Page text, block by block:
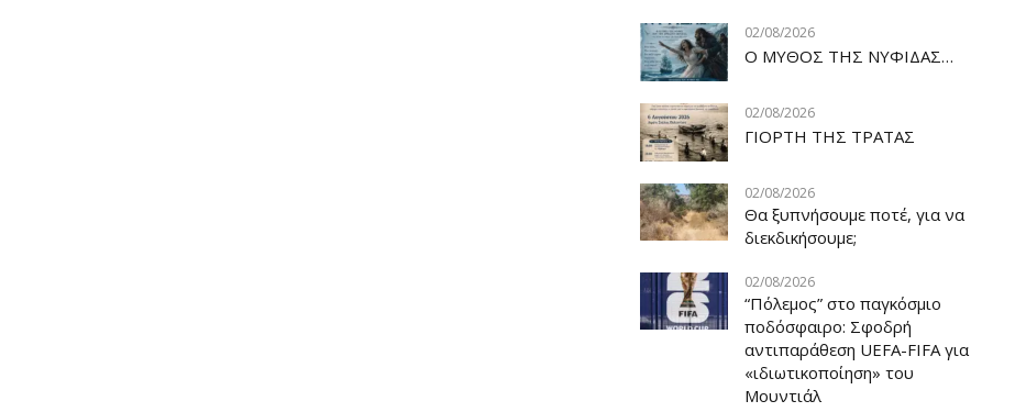
02/08/2026
Ο ΜΥΘΟΣ ΤΗΣ ΝΥΦΙΔΑΣ…
02/08/2026
ΓΙΟΡΤΗ ΤΗΣ ΤΡΑΤΑΣ
02/08/2026
Θα ξυπνήσουμε ποτέ, για να
διεκδικήσουμε;
02/08/2026
“Πόλεμος” στο παγκόσμιο
ποδόσφαιρο: Σφοδρή
αντιπαράθεση UEFA-FIFA για
«ιδιωτικοποίηση» του
Μουντιάλ